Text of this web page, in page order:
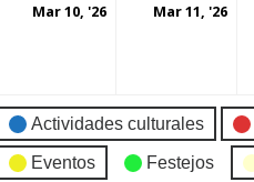
Mar 10, '26 Mar 11, '26
Actividades culturales
Eventos Festejos